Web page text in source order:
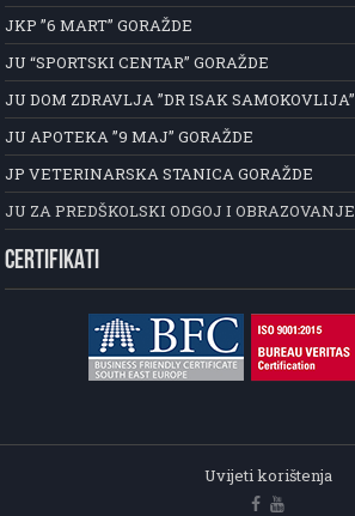
JKP ”6 MART” GORAŽDE
JU “SPORTSKI CENTAR” GORAŽDE
JU DOM ZDRAVLJA ”DR ISAK SAMOKOVLIJA”
JU APOTEKA ”9 MAJ” GORAŽDE
JP VETERINARSKA STANICA GORAŽDE
JU ZA PREDŠKOLSKI ODGOJ I OBRAZOVANJE
CERTIFIKATI
Uvijeti korištenja